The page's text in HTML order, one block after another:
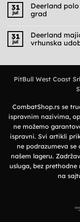
na
Cargo
pantalone
muške
Praktičnost,
udobnost
i
military
31
jul
Deerland
grad
na
Deerland
polo
izbor
prirodu
i
31
jul
Deerland
vrhunska
–
vrhunska
udobnost
PitBull West Coast
CombatShop.rs se
ispravnim nazivima,
ne možemo
ispravni. Svi artikli
ne podrazumeva
našem lageru.
usluga, bez
na